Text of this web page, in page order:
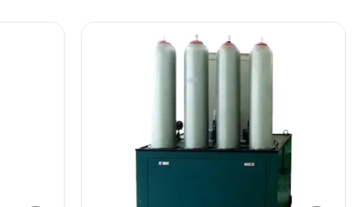
power
the
power output. They integrate seamlessly
into the Smart Control Distributed Control